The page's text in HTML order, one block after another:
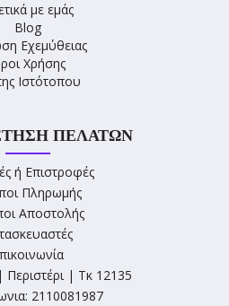
με εμάς
Blog
Εχεμύθειας
Χρήσης
Ιστότοπου
ΠΕΛΑΤΏΝ
ή Επιστροφές
Πληρωμής
Αποστολής
| Τκ 12135
2110081987